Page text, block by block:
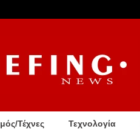
Τέχνες Τεχνολογία